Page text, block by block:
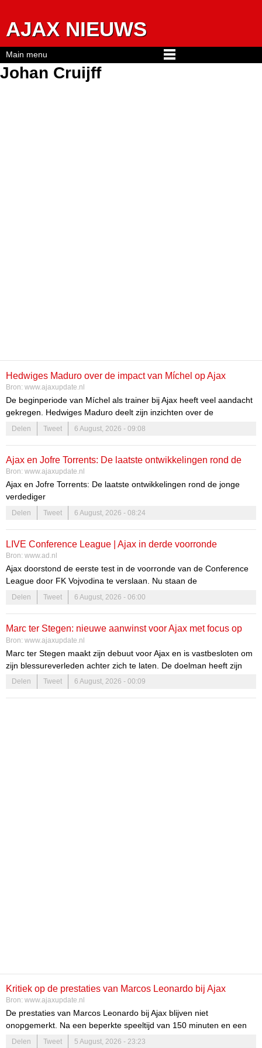
AJAX NIEUWS
Johan Cruijff
Hedwiges Maduro over de impact van Míchel op Ajax
Bron: www.ajaxupdate.nl
De beginperiode van Míchel als trainer bij Ajax heeft veel aandacht
gekregen. Hedwiges Maduro deelt zijn inzichten over de
ontwikkelingen binnen de club en de impact die Míchel heeft op
zowel het team als de clubcultuur.
De veranderende dynamiek bij Ajax
Míchel begint steeds meer zijn stempel te drukken op Ajax. Volgens
Maduro zijn de ideeën van de Spaanse coach duidelijk zichtbaar in
het spel, wat de club ten goede komt.
Delen Tweet 6 August, 2026 - 09:08
Ajax en Jofre Torrents: De laatste ontwikkelingen rond de
jonge verdediger
Bron: www.ajaxupdate.nl
Ajax en Jofre Torrents: De laatste ontwikkelingen rond de jonge
verdediger
Ajax is volop bezig met de versterking van de selectie. Een van de
spelers die op het verlanglijstje staat, is Jofre Torrents. De
negentienjarige verdediger van FC Barcelona heeft de aandacht
van de Amsterdammers getrokken. Maar is er al een akkoord
bereikt?
Delen Tweet 6 August, 2026 - 08:24
LIVE Conference League | Ajax in derde voorronde
tegenover Ierse Shelbourne FC
Bron: www.ad.nl
Ajax doorstond de eerste test in de voorronde van de Conference
League door FK Vojvodina te verslaan. Nu staan de
Amsterdammers in de eigen Johan Cruijff Arena tegenover het
Ierse Shelbourne FC. Volg de wedstrijd vanaf 20.00 uur hier live!
Delen Tweet 6 August, 2026 - 06:00
Marc ter Stegen: nieuwe aanwinst voor Ajax met focus op
fitheid
Bron: www.ajaxupdate.nl
Marc ter Stegen maakt zijn debuut voor Ajax en is vastbesloten om
zijn blessureverleden achter zich te laten. De doelman heeft zijn
transfer naar de club rondgemaakt en speelt het komende seizoen
op huurbasis in de Johan Cruijff ArenA. Dit is een spannende tijd
Delen Tweet 6 August, 2026 - 00:09
Kritiek op de prestaties van Marcos Leonardo bij Ajax
Bron: www.ajaxupdate.nl
De prestaties van Marcos Leonardo bij Ajax blijven niet
onopgemerkt. Na een beperkte speeltijd van 150 minuten en een
enkel doelpunt tegen FC Volendam zijn de meningen over de
Delen Tweet 5 August, 2026 - 23:23
Main menu